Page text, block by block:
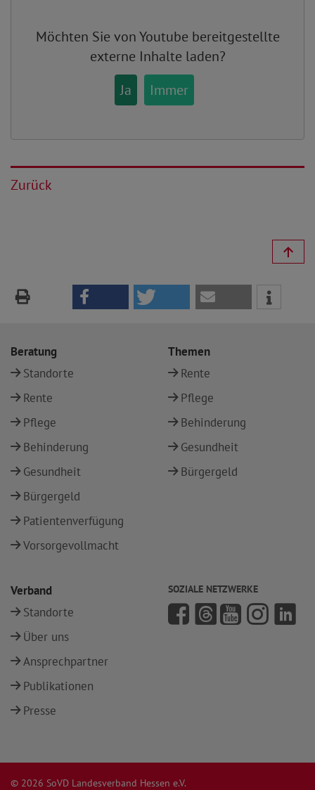
Möchten Sie vonYoutube bereitgestellte
externe Inhalte laden?
Ja
Immer
Zurück
Beratung
Standorte
Rente
Pflege
Behinderung
Gesundheit
Bürgergeld
Patientenverfügung
Vorsorgevollmacht
Themen
Rente
Pflege
Behinderung
Gesundheit
Bürgergeld
Verband
Standorte
Über uns
Ansprechpartner
Publikationen
Presse
SOZIALE NETZWERKE
© 2026 SoVD Landesverband Hessen e.V.